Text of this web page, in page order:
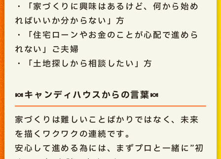
・「家づくりに興味はあるけど、何から始め
ればいいか分からない」方
・「住宅ローンやお金のことが心配で進めら
れない」ご夫婦
・「土地探しから相談したい」方
🍬キャンディハウスからの言葉🍬
家づくりは難しいことばかりではなく、未来
を描くワクワクの連続です。
安心して進める為には、まずプロと一緒に”初